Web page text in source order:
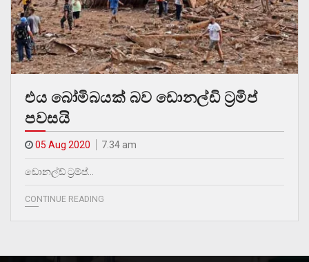
එය බෝමිබයක් බව ඩොනල්ඩි ට්‍රමිප්
පවසයි
05 Aug 2020 7.34 am
ඩොනල්ඩ් ට්‍රම්ප්…
CONTINUE READING